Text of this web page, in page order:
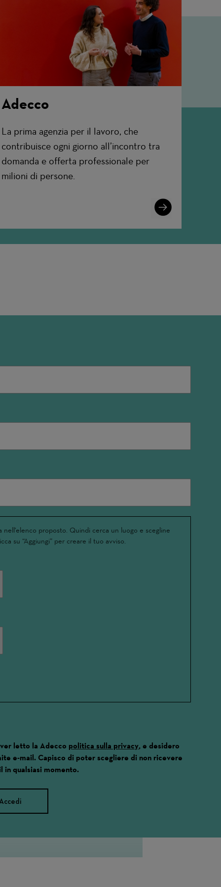
Adecco
La prima agenzia per il lavoro, che
contribuisce ogni giorno all’incontro tra
domanda e offerta professionale per
milioni di persone.
Learn
More
nell'elenco proposto. Quindi cerca un luogo e scegline
su “Aggiungi” per creare il tuo avviso.
letto la Adecco politica sulla privacy, e desidero
e-mail. Capisco di poter scegliere di non ricevere
in qualsiasi momento.